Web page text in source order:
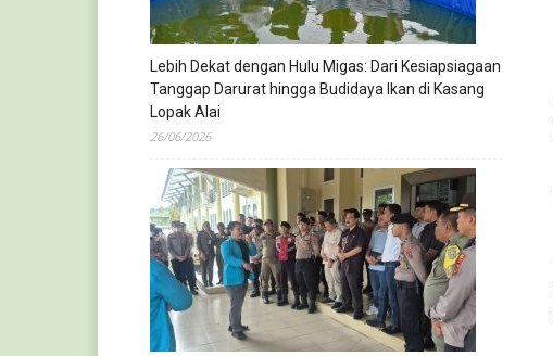
Lebih Dekat dengan Hulu Migas: Dari Kesiapsiagaan
Tanggap Darurat hingga Budidaya Ikan di Kasang
Lopak Alai
26/06/2026